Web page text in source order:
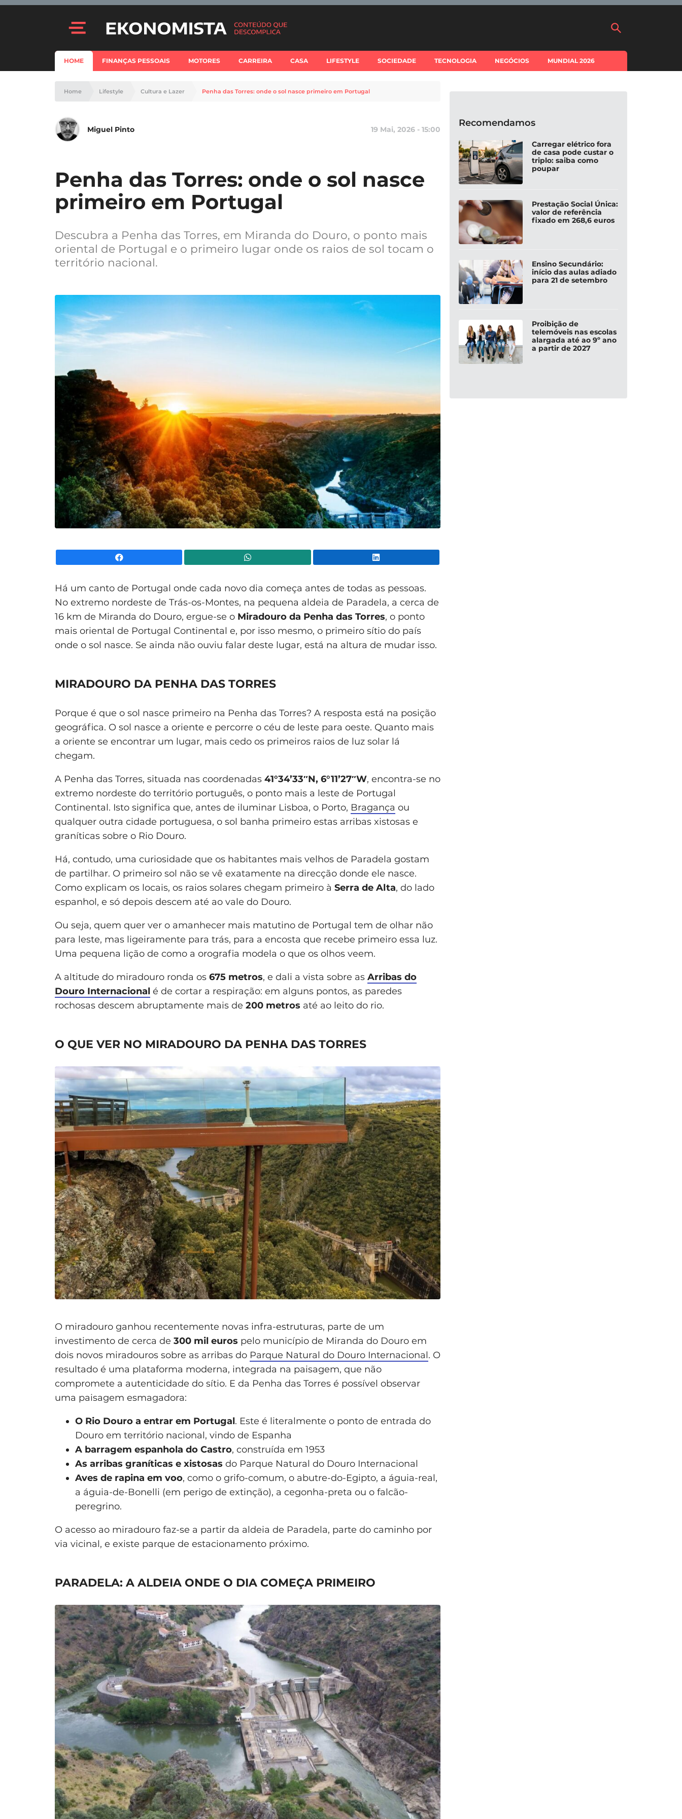
HOME FINANÇAS PESSOAIS MOTORES CARREIRA CASA LIFESTYLE SOCIEDADE TECNOLOGIA NEGÓCIOS MUNDIAL 2026
Home Lifestyle Cultura e Lazer Penha das Torres: onde o sol nasce primeiro em Portugal
Miguel Pinto 19 Mai, 2026 - 15:00
Penha das Torres: onde o sol nasce
primeiro em Portugal
Descubra a Penha das Torres, em Miranda do Douro, o ponto mais
oriental de Portugal e o primeiro lugar onde os raios de sol tocam o
território nacional.
Há um canto de Portugal onde cada novo dia começa antes de todas as pessoas.
No extremo nordeste de Trás-os-Montes, na pequena aldeia de Paradela, a cerca de
16 km de Miranda do Douro, ergue-se o Miradouro da Penha das Torres, o ponto
mais oriental de Portugal Continental e, por isso mesmo, o primeiro sítio do país
onde o sol nasce. Se ainda não ouviu falar deste lugar, está na altura de mudar isso.
MIRADOURO DA PENHA DAS TORRES
Porque é que o sol nasce primeiro na Penha das Torres? A resposta está na posição
geográfica. O sol nasce a oriente e percorre o céu de leste para oeste. Quanto mais
a oriente se encontrar um lugar, mais cedo os primeiros raios de luz solar lá
chegam.
A Penha das Torres, situada nas coordenadas 41°34’33″N, 6°11’27″W, encontra-se no
extremo nordeste do território português, o ponto mais a leste de Portugal
Continental. Isto significa que, antes de iluminar Lisboa, o Porto, Bragança ou
qualquer outra cidade portuguesa, o sol banha primeiro estas arribas xistosas e
graníticas sobre o Rio Douro.
Há, contudo, uma curiosidade que os habitantes mais velhos de Paradela gostam
de partilhar. O primeiro sol não se vê exatamente na direcção donde ele nasce.
Como explicam os locais, os raios solares chegam primeiro à Serra de Alta, do lado
espanhol, e só depois descem até ao vale do Douro.
Ou seja, quem quer ver o amanhecer mais matutino de Portugal tem de olhar não
para leste, mas ligeiramente para trás, para a encosta que recebe primeiro essa luz.
Uma pequena lição de como a orografia modela o que os olhos veem.
A altitude do miradouro ronda os 675 metros, e dali a vista sobre as Arribas do
Douro Internacional é de cortar a respiração: em alguns pontos, as paredes
rochosas descem abruptamente mais de 200 metros até ao leito do rio.
O QUE VER NO MIRADOURO DA PENHA DAS TORRES
O miradouro ganhou recentemente novas infra-estruturas, parte de um
investimento de cerca de 300 mil euros pelo município de Miranda do Douro em
dois novos miradouros sobre as arribas do Parque Natural do Douro Internacional. O
resultado é uma plataforma moderna, integrada na paisagem, que não
compromete a autenticidade do sítio. E da Penha das Torres é possível observar
uma paisagem esmagadora:
O Rio Douro a entrar em Portugal. Este é literalmente o ponto de entrada do
Douro em território nacional, vindo de Espanha
A barragem espanhola do Castro, construída em 1953
As arribas graníticas e xistosas do Parque Natural do Douro Internacional
Aves de rapina em voo, como o grifo-comum, o abutre-do-Egipto, a águia-real,
a águia-de-Bonelli (em perigo de extinção), a cegonha-preta ou o falcão-
peregrino.
O acesso ao miradouro faz-se a partir da aldeia de Paradela, parte do caminho por
via vicinal, e existe parque de estacionamento próximo.
PARADELA: A ALDEIA ONDE O DIA COMEÇA PRIMEIRO
Recomendamos
Carregar elétrico fora
de casa pode custar o
triplo: saiba como
poupar
Prestação Social Única:
valor de referência
fixado em 268,6 euros
Ensino Secundário:
início das aulas adiado
para 21 de setembro
Proibição de
telemóveis nas escolas
alargada até ao 9º ano
a partir de 2027